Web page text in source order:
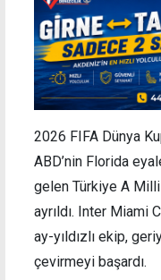
2026 FIFA Dünya
ABD’nin Florida
gelen Türkiye A Milli
ayrıldı. Inter Miami
ay-yıldızlı ekip,
çevirmeyi başardı.